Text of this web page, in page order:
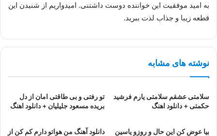
به امید موفقیت این خواننده دوست داشتنی. امیدواریم از شنیدن این
قطعه زیبا و جذاب لذت ببرید.
نوشته های مشابه
سلامتی عشقم سلامتی یارم فرشید
حکمتی + دانلود اهنگ
تو رفتی و بی طاقتی امان از دل
بریده مسعود جلیلیان + دانلود اهنگ
بیا عوض کن این حال و روزو یاسین
دانلود آهنگ من هواتو دارم کم کن از